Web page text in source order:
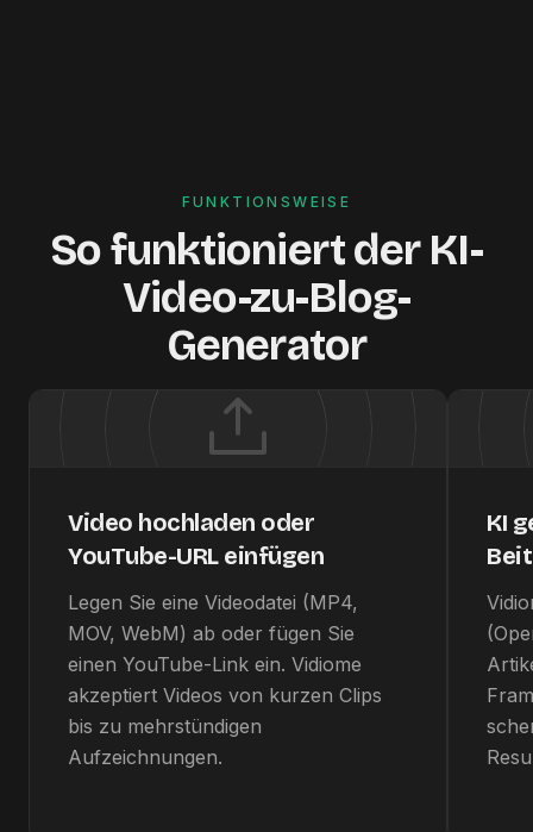
FUNKTIONSWEISE
So funktioniert der KI-
Video-zu-Blog-
Generator
Video hochladen oder
YouTube-URL einfügen
Legen Sie eine Videodatei (MP4,
MOV, WebM) ab oder fügen Sie
einen YouTube-Link ein. Vidiome
akzeptiert Videos von kurzen Clips
bis zu mehrstündigen
Aufzeichnungen.
KI